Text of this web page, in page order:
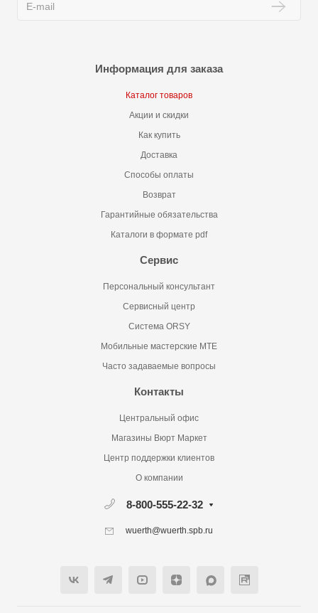
Информация для заказа
Каталог товаров
Акции и скидки
Как купить
Доставка
Способы оплаты
Возврат
Гарантийные обязательства
Каталоги в формате pdf
Сервис
Персональный консультант
Сервисный центр
Система ORSY
Мобильные мастерские MTE
Часто задаваемые вопросы
Контакты
Центральный офис
Магазины Вюрт Маркет
Центр поддержки клиентов
О компании
8-800-555-22-32
wuerth@wuerth.spb.ru